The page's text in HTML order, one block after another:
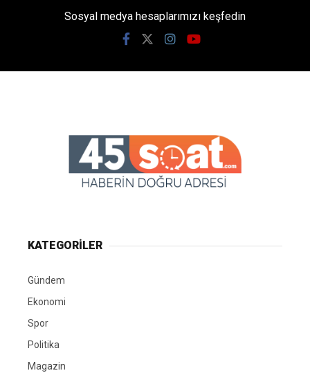
Sosyal medya hesaplarımızı keşfedin
KATEGORİLER
Gündem
Ekonomi
Spor
Politika
Magazin